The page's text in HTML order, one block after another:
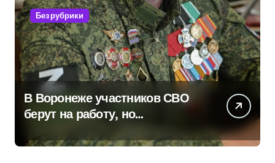
Без рубрики
В Воронеже участников СВО
берут на работу, но
удержаться удаётся не всем